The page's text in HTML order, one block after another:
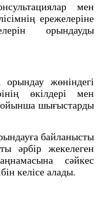
мен
ережелеріне
орындауды
жөніндегі
өкілдері мен
шығыстарды
байланысты
әрбір жекелеген
сәйкес
келісе алады.